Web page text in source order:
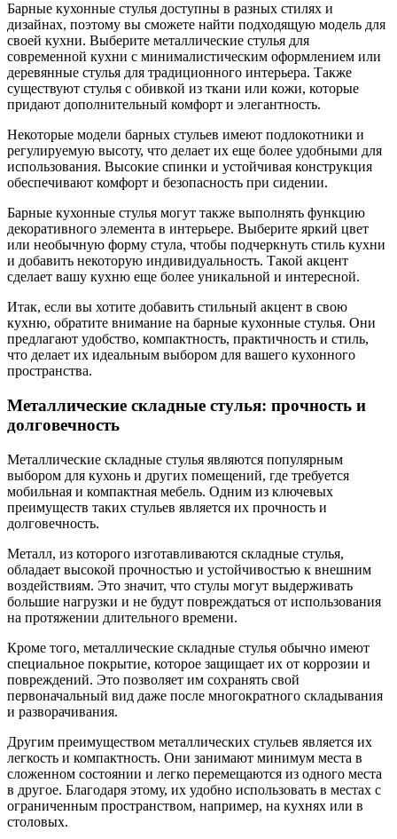
Барные кухонные стулья доступны в разных стилях и
дизайнах, поэтому вы сможете найти подходящую модель для
своей кухни. Выберите металлические стулья для
современной кухни с минималистическим оформлением или
деревянные стулья для традиционного интерьера. Также
существуют стулья с обивкой из ткани или кожи, которые
придают дополнительный комфорт и элегантность.
Некоторые модели барных стульев имеют подлокотники и
регулируемую высоту, что делает их еще более удобными для
использования. Высокие спинки и устойчивая конструкция
обеспечивают комфорт и безопасность при сидении.
Барные кухонные стулья могут также выполнять функцию
декоративного элемента в интерьере. Выберите яркий цвет
или необычную форму стула, чтобы подчеркнуть стиль кухни
и добавить некоторую индивидуальность. Такой акцент
сделает вашу кухню еще более уникальной и интересной.
Итак, если вы хотите добавить стильный акцент в свою
кухню, обратите внимание на барные кухонные стулья. Они
предлагают удобство, компактность, практичность и стиль,
что делает их идеальным выбором для вашего кухонного
пространства.
Металлические складные стулья: прочность и
долговечность
Металлические складные стулья являются популярным
выбором для кухонь и других помещений, где требуется
мобильная и компактная мебель. Одним из ключевых
преимуществ таких стульев является их прочность и
долговечность.
Металл, из которого изготавливаются складные стулья,
обладает высокой прочностью и устойчивостью к внешним
воздействиям. Это значит, что стулы могут выдерживать
большие нагрузки и не будут повреждаться от использования
на протяжении длительного времени.
Кроме того, металлические складные стулья обычно имеют
специальное покрытие, которое защищает их от коррозии и
повреждений. Это позволяет им сохранять свой
первоначальный вид даже после многократного складывания
и разворачивания.
Другим преимуществом металлических стульев является их
легкость и компактность. Они занимают минимум места в
сложенном состоянии и легко перемещаются из одного места
в другое. Благодаря этому, их удобно использовать в местах с
ограниченным пространством, например, на кухнях или в
столовых.